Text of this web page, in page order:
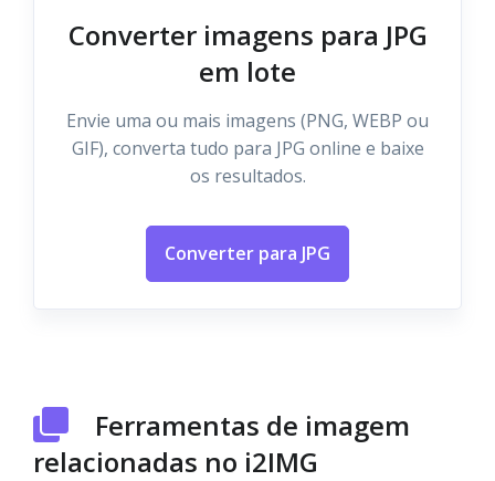
Converter imagens para JPG
em lote
Envie uma ou mais imagens (PNG, WEBP ou
GIF), converta tudo para JPG online e baixe
os resultados.
Converter para JPG
Ferramentas de imagem
relacionadas no i2IMG